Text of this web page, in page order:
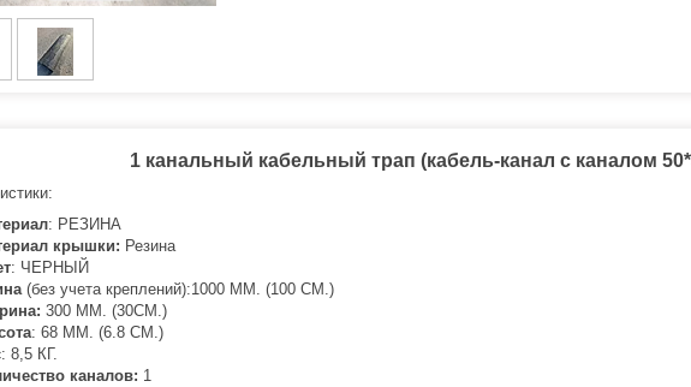
1 канальный кабельный трап (кабель-канал с каналом
: РЕЗ ИНА
крышки: Резина
: ЧЕРНЫЙ
(без учета креплений):1000 ММ. (100 СМ.)
300 ММ. (30СМ.)
: 68 ММ. (6.8 СМ.)
: 8,5 КГ.
каналов: 1